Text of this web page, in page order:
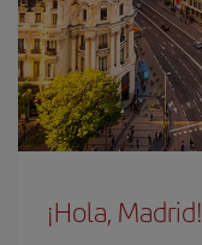
¡Hola, Madrid!